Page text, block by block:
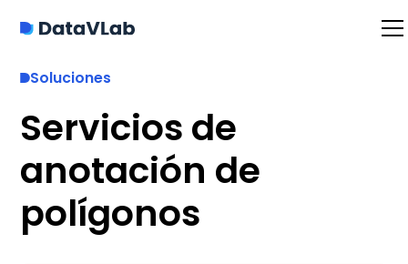
Soluciones
Servicios de
anotación de
polígonos